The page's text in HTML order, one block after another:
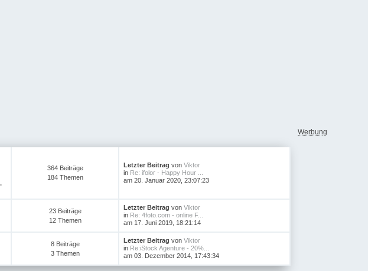
,
364 Beiträge
184 Themen
Letzter Beitrag vonViktor
in Re: ifolor - Happy Hour ...
am 20. Januar 2020, 23:07:23
23 Beiträge
12 Themen
Letzter Beitrag vonViktor
in Re: 4foto.com - online F...
am 17. Juni 2019, 18:21:14
8 Beiträge
3 Themen
Letzter Beitrag vonViktor
in Re:iStock Agenture - 20%...
am 03. Dezember 2014, 17:43:34
Werbung